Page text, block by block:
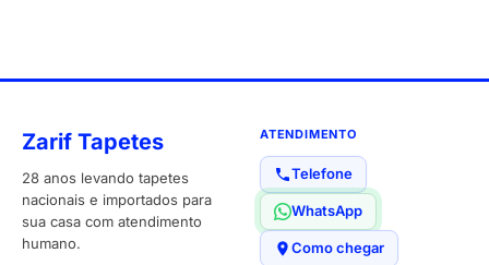
Zarif Tapetes
28 anos levando tapetes
nacionais e importados para
sua casa com atendimento
humano.
ATENDIMENTO
Telefone
WhatsApp
Como chegar